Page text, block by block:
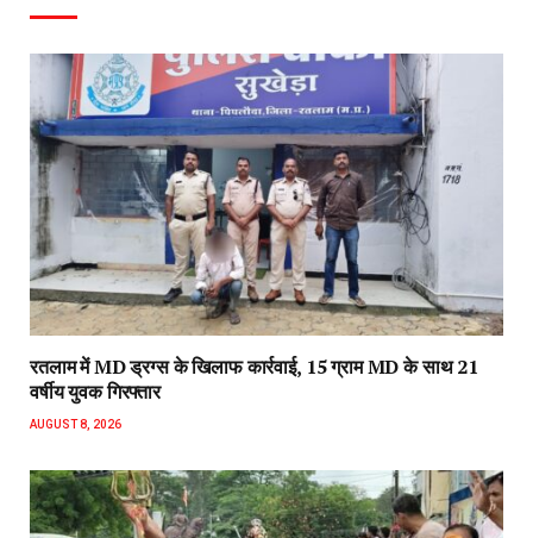
रतलाम में MD ड्रग्स के खिलाफ कार्रवाई, 15 ग्राम MD के साथ 21
वर्षीय युवक गिरफ्तार
AUGUST 8, 2026